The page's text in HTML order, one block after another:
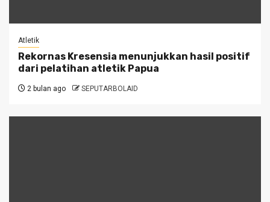
Atletik
Rekornas Kresensia menunjukkan hasil positif
dari pelatihan atletik Papua
2 bulan ago SEPUTARBOLAID